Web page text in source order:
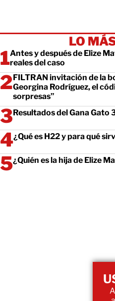
LO
Antes y después de Elize
reales del caso
FILTRAN invitación de la
Georgina Rodríguez, el
sorpresas”
Resultados del Gana
¿Qué es H22 y para qué
¿Quién es la hija de Elize